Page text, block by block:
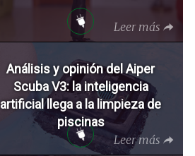
Leer más
Análisis y opinión del Aiper
Scuba V3: la inteligencia
artificial llega a la limpieza de
piscinas
Leer más